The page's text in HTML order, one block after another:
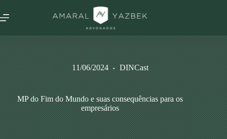
11/06/2024 DINCast
MP do Fim do Mundo e suas consequências para os
empresários